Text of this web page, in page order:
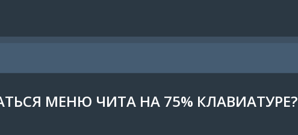
МЕНЮ ЧИТА НА 75% КЛАВИАТУРЕ?